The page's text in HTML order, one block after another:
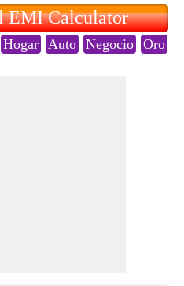
EMI Calculator
Hogar Auto Negocio Oro